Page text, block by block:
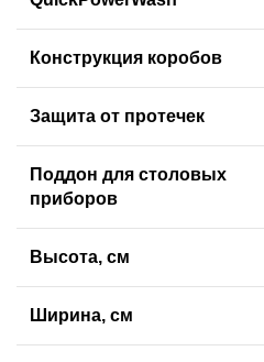
Конструкция коробов
Защита от протечек
Поддон для столовых
приборов
Высота, см
Ширина, см